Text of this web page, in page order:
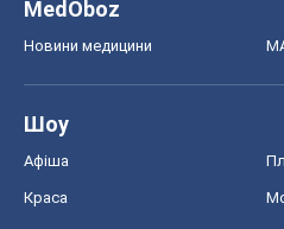
MedOboz
Новини медицини
Шоу
Афіша
Краса